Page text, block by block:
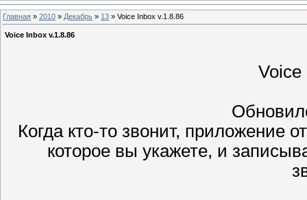
Главная » 2010 » Декабрь » 13 » Voice Inbox v.1.8.86
Voice Inbox v.1.8.86
Voice
Когда кто-то звонит, приложение
которое вы укажете, и